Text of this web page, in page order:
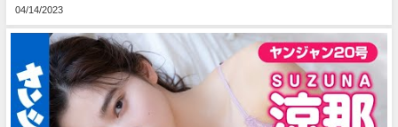
04/14/2023